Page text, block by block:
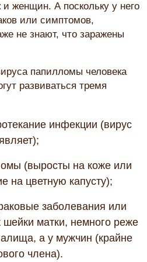
женщин. А поскольку у него
или симптомов,
не знают, что заражены
папилломы человека
развиваться тремя
инфекции (вирус
(выросты на коже или
на цветную капусту);
заболевания или
матки, немного реже
а у мужчин (крайне
члена).